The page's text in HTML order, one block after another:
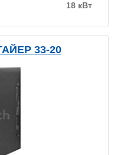
18 кВт
33-20